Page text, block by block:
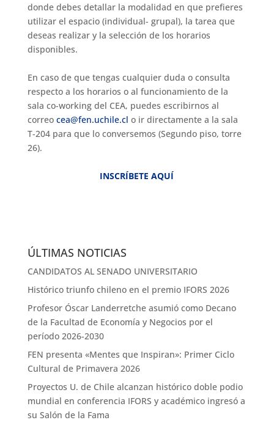
donde debes detallar la modalidad en que prefieres
utilizar el espacio (individual- grupal), la tarea que
deseas realizar y la selección de los horarios
disponibles.
En caso de que tengas cualquier duda o consulta
respecto a los horarios o al funcionamiento de la
sala co-working del CEA, puedes escribirnos al
correo cea@fen.uchile.cl o ir directamente a la sala
T-204 para que lo conversemos (Segundo piso, torre
26).
INSCRÍBETE AQUÍ
ÚLTIMAS NOTICIAS
CANDIDATOS AL SENADO UNIVERSITARIO
Histórico triunfo chileno en el premio IFORS 2026
Profesor Óscar Landerretche asumió como Decano
de la Facultad de Economía y Negocios por el
período 2026-2030
FEN presenta «Mentes que Inspiran»: Primer Ciclo
Cultural de Primavera 2026
Proyectos U. de Chile alcanzan histórico doble podio
mundial en conferencia IFORS y académico ingresó a
su Salón de la Fama